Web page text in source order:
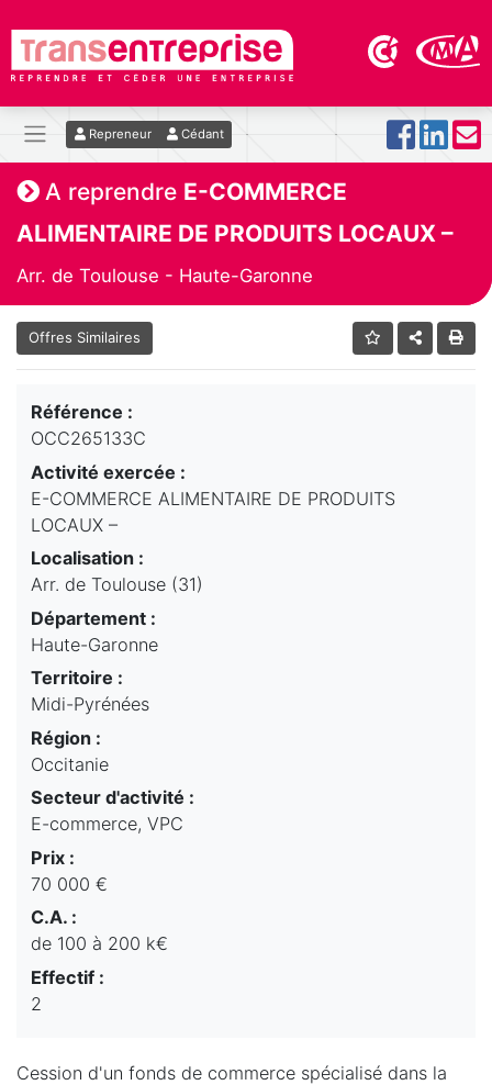
Repreneur Cédant
A reprendre E-COMMERCE
ALIMENTAIRE DE PRODUITS LOCAUX –
Arr. de Toulouse - Haute-Garonne
Offres Similaires
Référence :
OCC265133C
Activité exercée :
E-COMMERCE ALIMENTAIRE DE PRODUITS
LOCAUX –
Localisation :
Arr. de Toulouse (31)
Département :
Haute-Garonne
Territoire :
Midi-Pyrénées
Région :
Occitanie
Secteur d'activité :
E-commerce, VPC
Prix :
70 000 €
C.A. :
de 100 à 200 k€
Effectif :
2
Cession d'un fonds de commerce spécialisé dans la